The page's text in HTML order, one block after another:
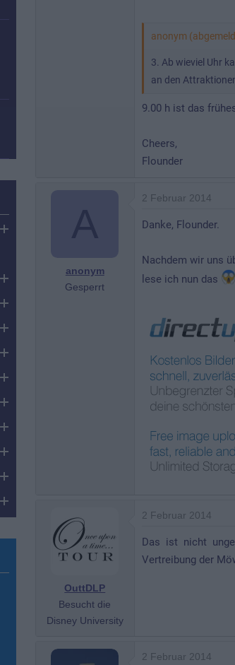
anonym
3. Ab wieviel Uhr
an den
9.00 h ist das
Cheers,
Flounder
anonym
Gesperrt
2 Februar 2014
Danke, Flounder.
Nachdem wir uns
lese ich nun das
OuttDLP
Besucht die
Disney University
2 Februar 2014
Das ist nicht
Vertreibung der
2 Februar 2014